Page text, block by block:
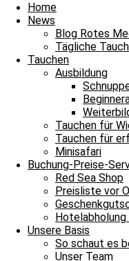
Home
News
Blog Rotes
Tägliche
Tauchen
Ausbildung
Tauchen für
Tauchen für
Minisafari
Buchung-Preise-
Red Sea Shop
Preisliste vor
Unsere Basis
So schaut es
Unser Team